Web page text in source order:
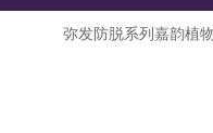
弥发防脱系列嘉韵植